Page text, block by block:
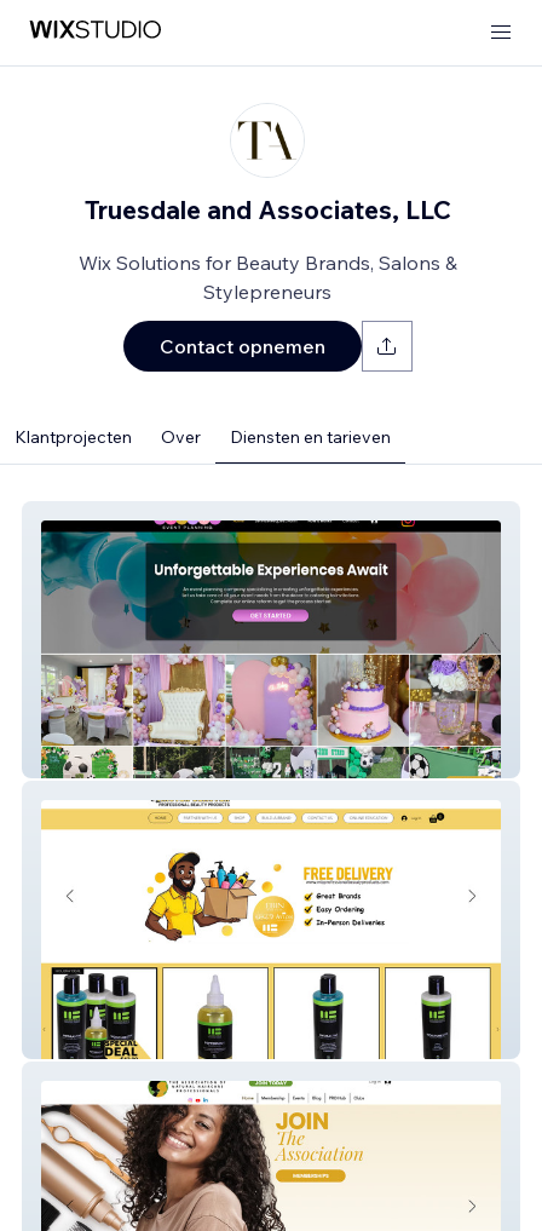
Truesdale and Associates, LLC
Wix Solutions for Beauty Brands, Salons &
Stylepreneurs
Contact opnemen
Klantprojecten Over Diensten en tarieven
Luxvia
Master Blaster Professional Beauty
Products